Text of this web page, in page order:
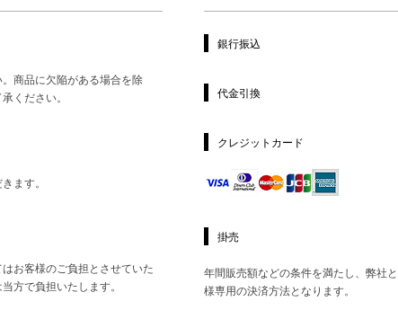
商品に欠陥がある場合を除
ください。
ます。
お客様のご負担とさせていた
方で負担いたします。
銀行振込
代金引換
クレジットカード
掛売
年間販売額などの条件を満たし、弊社
様専用の決済方法となります。